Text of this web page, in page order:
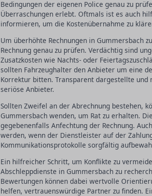
Bedingungen der eigenen Police genau zu
Überraschungen erlebt. Oftmals ist es auch
informieren, um die Kostenübernahme zu
Um überhöhte Rechnungen in Gummersbach
Rechnung genau zu prüfen. Verdächtig sind
Zusatzkosten wie Nachts- oder
sollten Fahrzeughalter den Anbieter um eine
Korrektur bitten. Transparent dargestellte und
seriöse Anbieter.
Sollten Zweifel an der Abrechnung bestehen,
Gummersbach wenden, um Rat zu erhalten.
gegebenenfalls Anfechtung der Rechnung.
werden, wenn der Dienstleister auf der
Kommunikationsprotokolle sorgfältig
Ein hilfreicher Schritt, um Konflikte zu
Abschleppdienste in Gummersbach zu
Bewertungen können dabei wertvolle
helfen, vertrauenswürdige Partner zu finden.